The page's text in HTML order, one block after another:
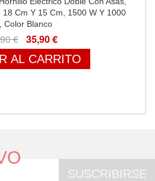
Cm Y 15 Cm, 1500 W Y 1000
Color Blanco
€ 35,90 €
AL CARRITO
SUSCRIBIRSE